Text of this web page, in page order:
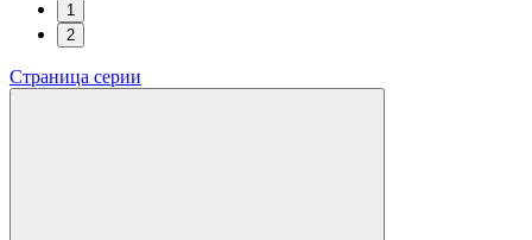
1
2
Страница серии